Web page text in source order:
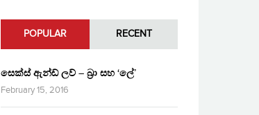
POPULAR RECENT
සෙක්ස් ඇන්ඩ් ලව් – බ්‍රා සහ ‘ලේ’
February 15, 2016